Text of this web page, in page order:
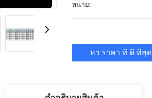
หน่าย:
หา ราคา ที่ ดี ที่สุด